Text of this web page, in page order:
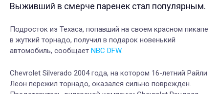
Выживший в смерче паренек стал популярным.
Подросток из Техаса, попавший на своем красном пикапе
в жуткий торнадо, получил в подарок новенький
автомобиль, сообщает NBC DFW.
Chevrolet Silverado 2004 года, на котором 16-летний Райли
Леон пережил торнадо, оказался сильно поврежден.